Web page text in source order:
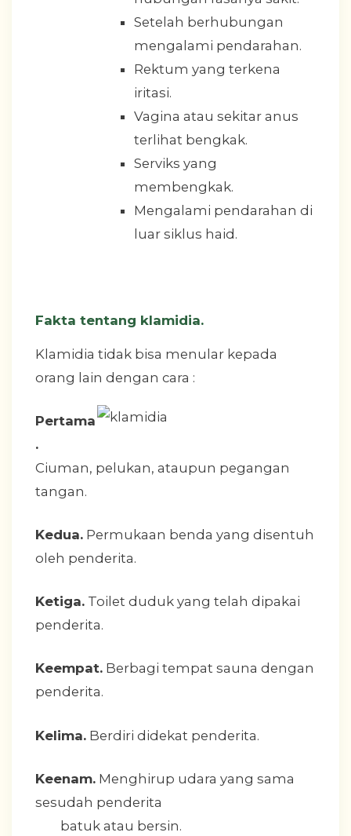
Setelah berhubungan
mengalami pendarahan.
Rektum yang terkena
iritasi.
Vagina atau sekitar anus
terlihat bengkak.
Serviks yang
membengkak.
Mengalami pendarahan di
luar siklus haid.
Fakta tentang klamidia.
Klamidia tidak bisa menular kepada
orang lain dengan cara :
Pertama
.
Ciuman, pelukan, ataupun pegangan
tangan.
Kedua. Permukaan benda yang disentuh
oleh penderita.
Ketiga. Toilet duduk yang telah dipakai
penderita.
Keempat. Berbagi tempat sauna dengan
penderita.
Kelima. Berdiri didekat penderita.
Keenam. Menghirup udara yang sama
sesudah penderita
batuk atau bersin.